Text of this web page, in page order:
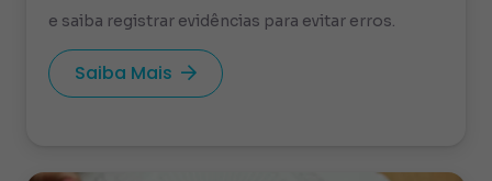
e saiba registrar evidências para evitar erros.
Saiba Mais